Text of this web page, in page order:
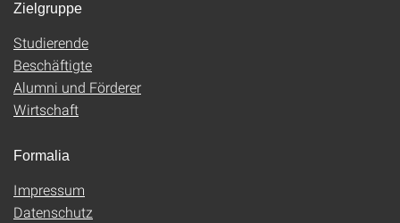
Zielgruppe
Studierende
Beschäftigte
Alumni und Förderer
Wirtschaft
Formalia
Impressum
Datenschutz